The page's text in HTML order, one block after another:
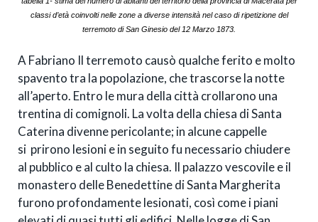
classi d’età coinvolti nelle zone a diverse intensità nel caso di ripetizione del
terremoto di San Ginesio del 12 Marzo 1873.
A Fabriano Il terremoto causò qualche ferito e molto
spavento tra la popolazione, che trascorse la notte
all’aperto. Entro le mura della città crollarono una
trentina di comignoli. La volta della chiesa di Santa
Caterina divenne pericolante; in alcune cappelle
si prirono lesioni e in seguito fu necessario chiudere
al pubblico e al culto la chiesa. Il palazzo vescovile e il
monastero delle Benedettine di Santa Margherita
furono profondamente lesionati, così come i piani